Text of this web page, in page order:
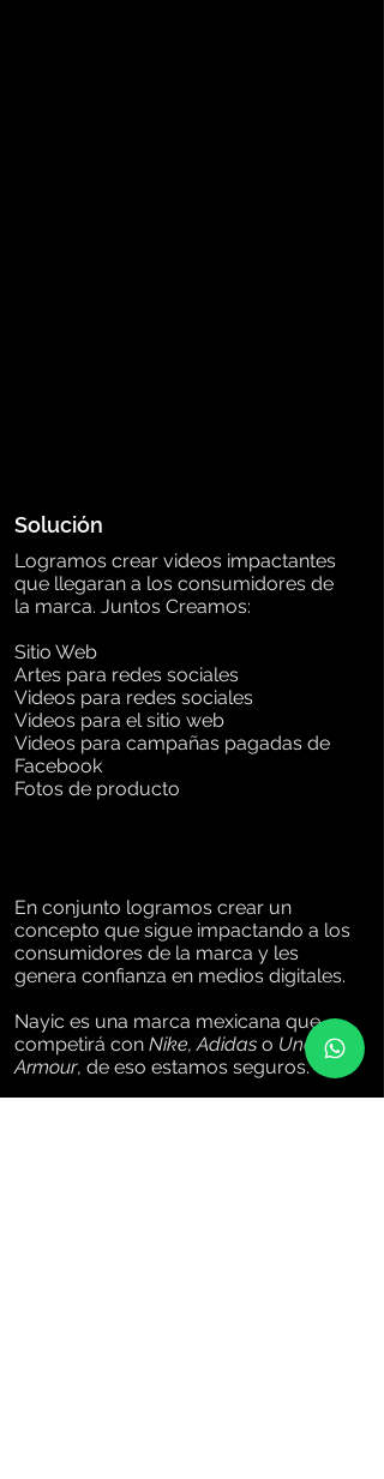
Solución
Logramos crear videos impactantes
que llegaran a los consumidores de
la marca. Juntos Creamos:
Sitio Web
Artes para redes sociales
Videos para redes sociales
Videos para el sitio web
Videos para campañas pagadas de
Facebook
Fotos de producto
En conjunto logramos crear un
concepto que sigue impactando a los
consumidores de la marca y les
genera confianza en medios digitales.
Nayic es una marca mexicana que
competirá con Nike, Adidas o Under
Armour, de eso estamos seguros.